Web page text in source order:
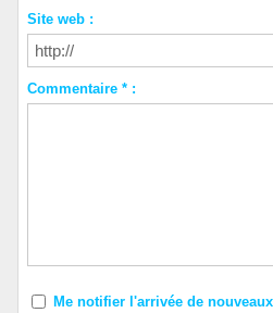
Site web :
Commentaire * :
Me notifier l'arrivée de